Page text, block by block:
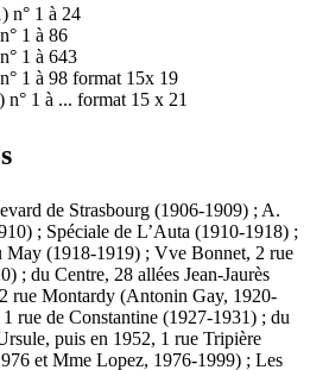
n° 1 à 24
1 à 86
1 à 643
1 à 98 format 15x 19
n° 1 à ... format 15 x 21
de Strasbourg (1906-1909) ; A.
; Spéciale de L’Auta (1910-1918) ;
May (1918-1919) ; Vve Bonnet, 2 rue
; du Centre, 28 allées Jean-Jaurès
rue Montardy (Antonin Gay, 1920-
rue de Constantine (1927-1931) ; du
puis en 1952, 1 rue Tripière
et Mme Lopez, 1976-1999) ; Les